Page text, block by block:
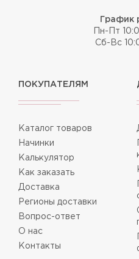
График
Пн-Пт
Сб-Вс
ПОКУПАТЕЛЯМ
Каталог товаров
Начинки
Калькулятор
Как заказать
Доставка
Регионы доставки
Вопрос-ответ
О нас
Контакты